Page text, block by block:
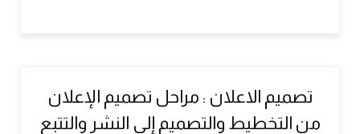
تصميم الاعلان : مراحل تصميم الإعلان
من التخطيط والتصميم إلى النشر والتتبع